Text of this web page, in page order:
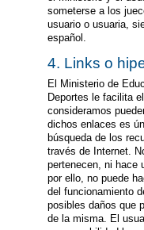
someterse a los
usuario o usuaria,
español.
4. Links o
El Ministerio de
Deportes le facilita
consideramos
dichos enlaces es
búsqueda de los
través de Internet.
pertenecen, ni hace
por ello, no puede
del funcionamiento
posibles daños que
de la misma. El